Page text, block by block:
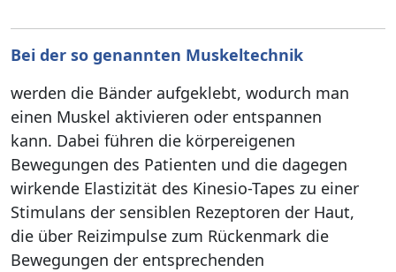
Bei der so genannten Muskeltechnik
werden die Bänder aufgeklebt, wodurch man
einen Muskel aktivieren oder entspannen
kann. Dabei führen die körpereigenen
Bewegungen des Patienten und die dagegen
wirkende Elastizität des Kinesio-Tapes zu einer
Stimulans der sensiblen Rezeptoren der Haut,
die über Reizimpulse zum Rückenmark die
Bewegungen der entsprechenden